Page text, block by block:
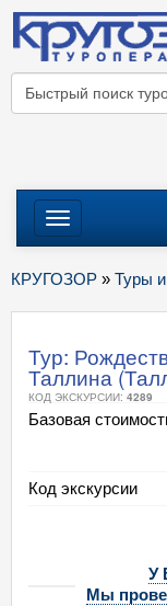
Меню
КРУГОЗОР » Туры и
Тур:
Таллина
КОД ЭКСКУРСИИ: 4289
Базовая
Код экскурсии
У
Мы